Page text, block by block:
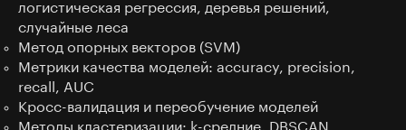
логистическая регрессия, деревья решений,
случайные леса
Метод опорных векторов (SVM)
Метрики качества моделей: accuracy, precision,
recall, AUC
Кросс-валидация и переобучение моделей